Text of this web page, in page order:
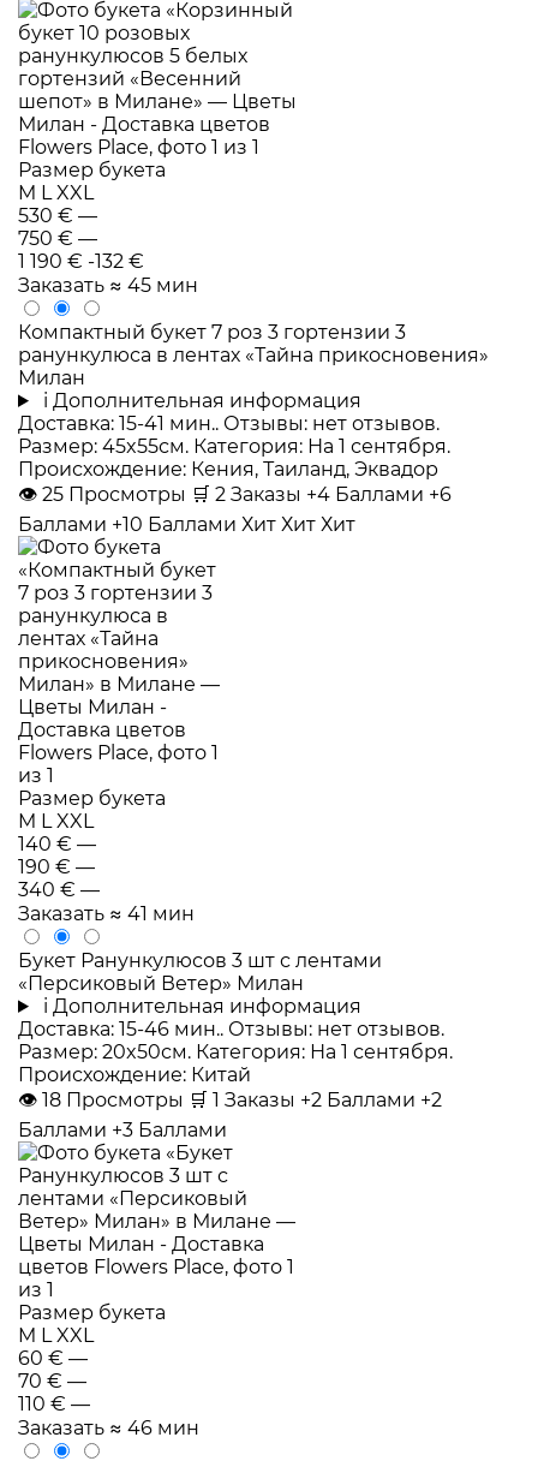
Размер букета
M LXXL
530 € —
750 € —
1 190 € -132 €
Заказать ≈ 45 мин
Компактный букет 7 роз 3 гортензии 3
ранункулюса в лентах «Тайна прикосновения»
Милан
i Дополнительная информация
Доставка: 15-41 мин.. Отзывы: нет отзывов.
Размер: 45x55см. Категория: На 1 сентября.
Происхождение: Кения, Таиланд, Эквадор
👁 25 Просмотры 🛒 2 Заказы +4 Баллами +6
Баллами +10 Баллами Хит Хит Хит
Размер букета
M LXXL
140 € —
190 € —
340 € —
Заказать ≈ 41 мин
Букет Ранункулюсов 3 шт с лентами
«Персиковый Ветер» Милан
i Дополнительная информация
Доставка: 15-46 мин.. Отзывы: нет отзывов.
Размер: 20x50см. Категория: На 1 сентября.
Происхождение: Китай
👁 18 Просмотры 🛒 1 Заказы +2 Баллами +2
Баллами +3 Баллами
Размер букета
M LXXL
60 € —
70 € —
110 € —
Заказать ≈ 46 мин